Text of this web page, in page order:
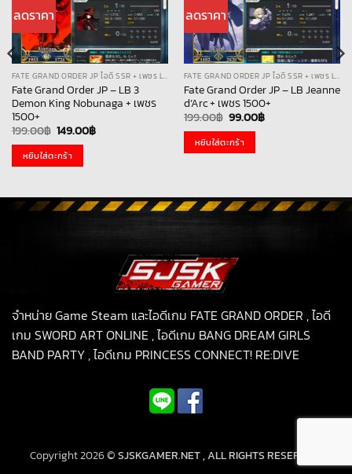
ลดราคา
FATE GRAND ORDER JP ไอดี SSR + เพชร LB
Fate Grand Order JP – LB 3
Demon King Nobunaga + เพชร
1500+
199.00฿ Original
was:
199.00฿.
149.00฿Current
หยิบใส่ตะกร้า
ลดราคา
FATE GRAND ORDER JP ไอดี SSR + เพชร LB
Fate Grand Order JP – LB Jeanne
d’Arc + เพชร 1500+
199.00฿ Original
was:
199.00฿.
99.00฿Current
หยิบใส่ตะกร้า
จำหน่าย Game Steam และไอดีเกม FATE GRAND ORDER , ไอดี
เกม SWORD ART ONLINE , ไอดีเกม BANG DREAM GIRLS
BAND PARTY , ไอดีเกม PRINCESS CONNECT! RE:DIVE
Copyright 2026 ©SJSKGAMER.NET , ALL RIGHTS RESERVED.